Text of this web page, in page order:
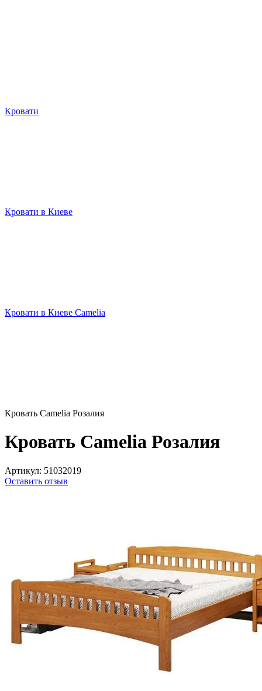
Кровати
Кровати в Киеве
Кровати в Киеве Camelia
Кровать Camelia Розалия
Кровать Camelia Розалия
Артикул: 51032019
Оставить отзыв